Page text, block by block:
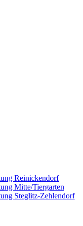
Reinickendorf
Mitte/Tiergarten
Steglitz-Zehlendorf